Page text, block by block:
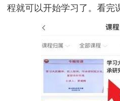
程就可以开始学习了。看完